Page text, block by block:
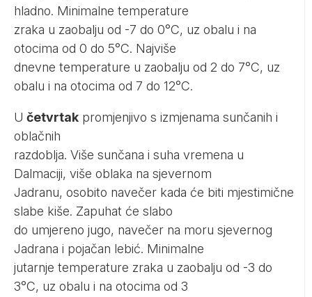
hladno. Minimalne temperature
zraka u zaobalju od -7 do 0°C, uz obalu i na
otocima od 0 do 5°C. Najviše
dnevne temperature u zaobalju od 2 do 7°C, uz
obalu i na otocima od 7 do 12°C.
U četvrtak promjenjivo s izmjenama sunčanih i
oblačnih
razdoblja. Više sunčana i suha vremena u
Dalmaciji, više oblaka na sjevernom
Jadranu, osobito navečer kada će biti mjestimične
slabe kiše. Zapuhat će slabo
do umjereno jugo, navečer na moru sjevernog
Jadrana i pojačan lebić. Minimalne
jutarnje temperature zraka u zaobalju od -3 do
3°C, uz obalu i na otocima od 3